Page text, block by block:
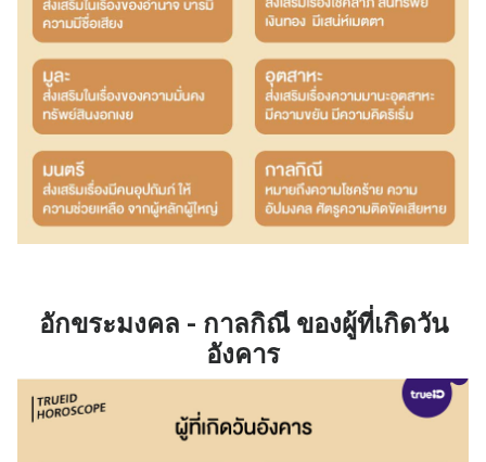
อักขระมงคล - กาลกิณี ของผู้ที่เกิดวัน
อังคาร